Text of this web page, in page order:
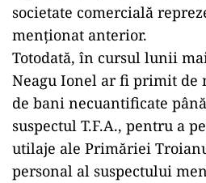
societate comercială
menționat anterior.
Totodată, în cursul lunii
Neagu Ionel ar fi primit de
de bani necuantificate
suspectul T.F.A., pentru a
utilaje ale Primăriei
personal al suspectului